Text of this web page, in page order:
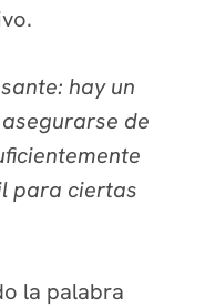
hay un
de
para ciertas
la palabra